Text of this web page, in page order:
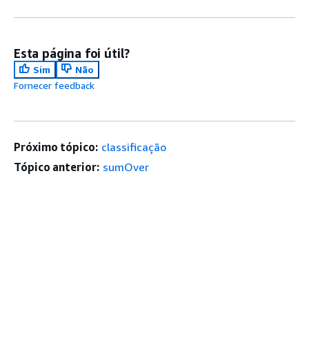
Esta página foi útil?
Sim
Não
Fornecer feedback
Próximo tópico: classificação
Tópico anterior: sumOver